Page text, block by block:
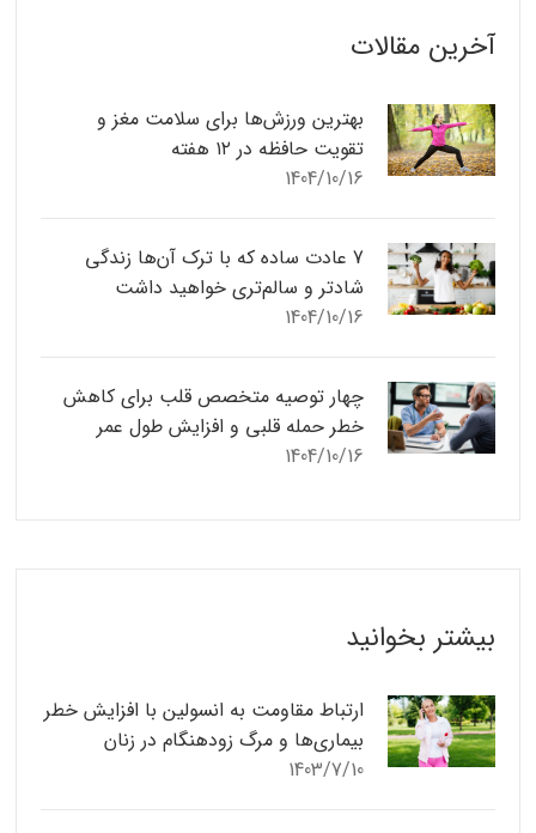
آخرین مقالات
بهترین ورزش‌ها برای سلامت مغز و
تقویت حافظه در ۱۲ هفته
1404/10/16
7 عادت ساده که با ترک آن‌ها زندگی
شادتر و سالم‌تری خواهید داشت
1404/10/16
چهار توصیه متخصص قلب برای کاهش
خطر حمله قلبی و افزایش طول عمر
1404/10/16
بیشتر بخوانید
ارتباط مقاومت به انسولین با افزایش خطر
بیماری‌ها و مرگ زودهنگام در زنان
1403/7/10